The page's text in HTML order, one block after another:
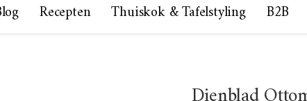
Recepten Thuiskok & Tafelstyling B2B